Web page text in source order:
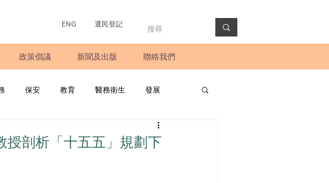
ENG 選民登記
政策倡議 新聞及出版 聯絡我們
保安 教育 醫務衛生 發展
圓桌會議
授剖析「十五五」規劃下